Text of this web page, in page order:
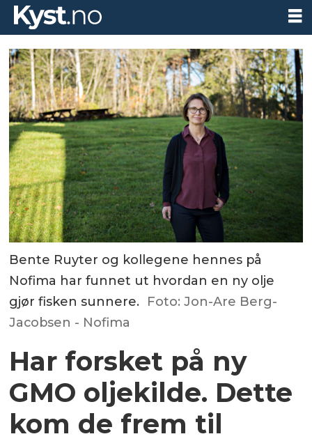
Bente Ruyter og kollegene hennes på
Nofima har funnet ut hvordan en ny olje
gjør fisken sunnere. Foto: Jon-Are Berg-
Jacobsen - Nofima
Har forsket på ny
GMO oljekilde. Dette
kom de frem til